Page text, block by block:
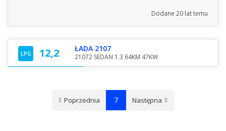
Dodane 20 lat temu
LPG 12,2 ŁADA 2107
21072 SEDAN 1.3 64KM 47KW
Poprzednia 7 Następna